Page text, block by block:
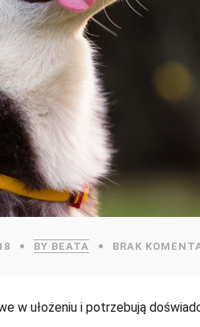
BY BEATA BRAK
w ułożeniu i potrzebują